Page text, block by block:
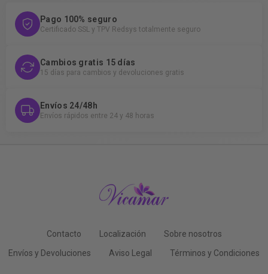
Pago 100% seguro
Certificado SSL y TPV Redsys totalmente seguro
Cambios gratis 15 días
15 días para cambios y devoluciones gratis
Envíos 24/48h
Envíos rápidos entre 24 y 48 horas
Contacto Localización
Sobre nosotros
Envíos y Devoluciones
Aviso Legal Términos y Condiciones